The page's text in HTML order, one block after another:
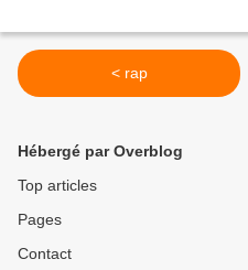
< rap
Hébergé par Overblog
Top articles
Pages
Contact